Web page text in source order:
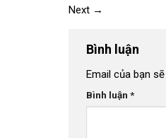
Next →
Bình luận
Email của bạn
Bình luận *